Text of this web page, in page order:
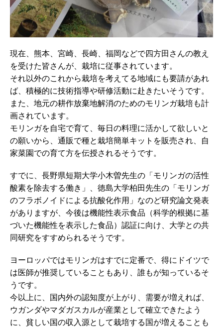
現在、熊本、宮崎、長崎、福岡などで四方田さんの教え
を受けた皆さんが、栽培に従事されています。
それ以外のこれから栽培を考えてる地域にも要請があれ
ば、積極的に技術指導や研修活動に赴きたいそうです。
また、地元の耕作放棄地解消のためのモリンガ栽培も計
画されています。
モリンガを自宅で育て、毎日の料理に活かして欲しいと
の願いから、通販で種と栽培簡単キットを販売され、自
家菜園での育て方を伝授されるそうです。
すでに、長野県短期大学小木曽先生の「モリンガの活性
酸素を除去する働き」、徳島大学柏田先生の「モリンガ
のフラボノイドによる抗酸化作用」なのど研究論文発表
がありますが、今後は機能性表示食品（科学的根拠に基
づいた機能性を表示した食品）認証に向け、大学との共
同研究をすすめられるそうです。
ヨーロッパではモリンガはすでに定番で、得にドイツで
は医師が推奨していることもあり、誰もが知っているそ
うです。
今以上に、国内外の認知度が上がり、需要が増えれば、
ウガンダやマダガスカルが産業として確立できたよう
に、貧しい国の収入源として栽培する国が増えることも